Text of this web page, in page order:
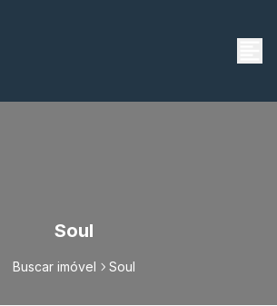
Soul
Buscar imóvel Soul